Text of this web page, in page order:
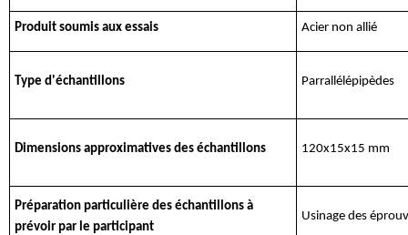
Produit soumis aux essais Acier non allié
Type d'échantillons Parrallélépipèdes
Dimensions approximatives des échantillons 120x15x15 mm
Préparation particulière des échantillons à
prévoir par le participant
Usinage des